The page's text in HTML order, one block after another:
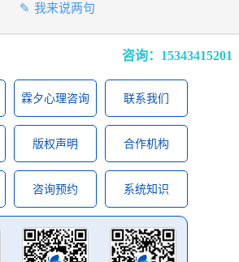
我来说两句
咨询：15343415201
霖夕心理咨询 联系我们
版权声明 合作机构
咨询预约 系统知识